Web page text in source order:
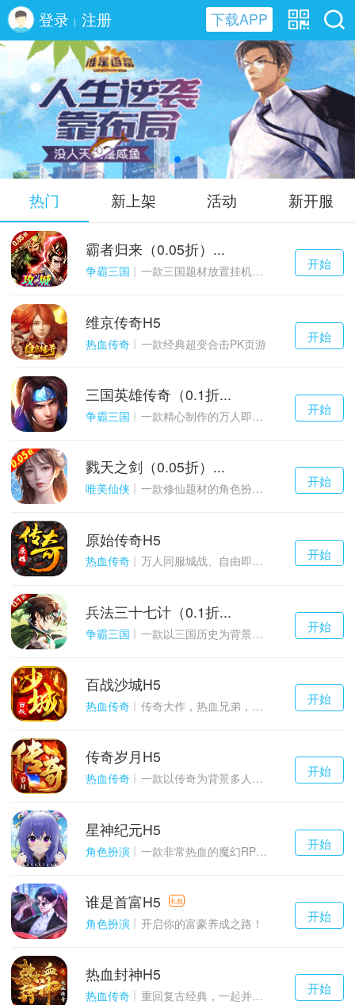
登录 | 注册 下载APP
谁是首富H5
热门 新上架 活动 新开服
千百度h5
游戏
开始
霸者归来（0.05折）...
争霸三国 一款三国题材放置挂机与战争策略结合的游戏
千百度h5
游戏
开始
维京传奇H5
热血传奇 一款经典超变合击PK页游
千百度h5
游戏
开始
三国英雄传奇（0.1折...
争霸三国 一款精心制作的万人即时战斗SLG三国手游
千百度h5
游戏
开始
戮天之剑（0.05折）...
唯美仙侠 一款修仙题材的角色扮演养成手游
千百度h5
游戏
开始
原始传奇H5
热血传奇 万人同服城战、自由即时PK的1.85经典玩法
千百度h5
游戏
开始
兵法三十七计（0.1折...
争霸三国 一款以三国历史为背景的卡牌策略游戏
千百度h5
游戏
开始
百战沙城H5
热血传奇 传奇大作，热血兄弟，血战沙城！
千百度h5
游戏
开始
传奇岁月H5
热血传奇 一款以传奇为背景多人在线的ARPG大作
千百度h5
游戏
开始
星神纪元H5
角色扮演 一款非常热血的魔幻RPG游戏
千百度h5
游戏
开始
谁是首富H5 礼包
角色扮演 开启你的富豪养成之路！
千百度h5
游戏
开始
热血封神H5
热血传奇 重回复古经典，一起并肩作战吧！